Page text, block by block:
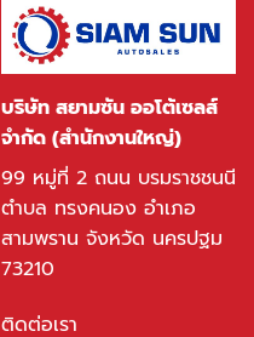
บริษัท สยามซัน ออโต้เซลส์
จำกัด (สำนักงานใหญ่)
99 หมู่ที่ 2 ถนน บรมราชชนนี
ตำบล ทรงคนอง อำเภอ
สามพราน จังหวัด นครปฐม
73210
ติดต่อเรา